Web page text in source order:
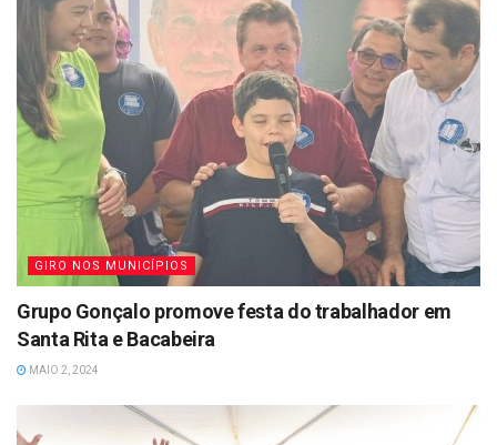
GIRO NOS MUNICÍPIOS
Grupo Gonçalo promove festa do trabalhador em
Santa Rita e Bacabeira
MAIO 2, 2024